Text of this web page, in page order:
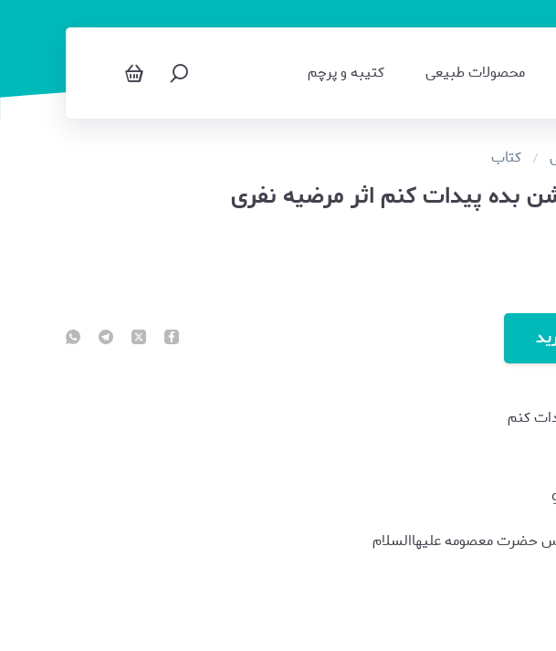
محصولات طبیعی کتیبه و پرچم
کتاب
بده پیدات کنم اثر مرضیه نفری
کنم
حضرت معصومه علیهاالسلام